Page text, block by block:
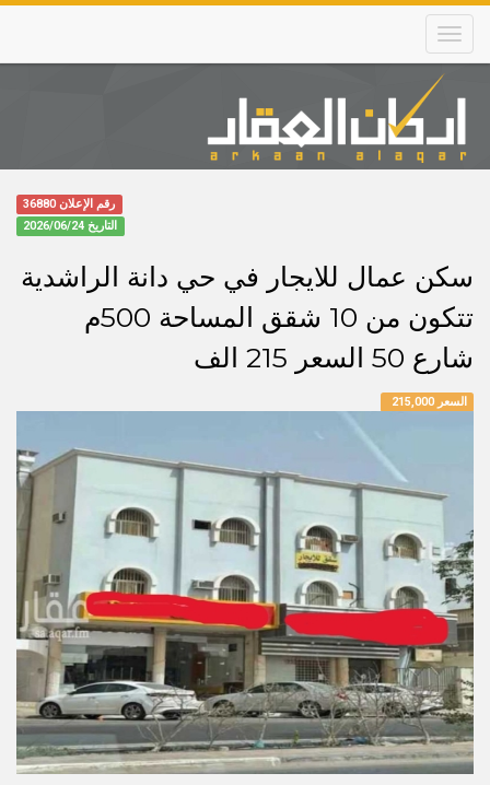
Skip
main
content
Main
navigation
رقم الإعلان 36880
التاريخ 2026/06/24
سكن عمال للايجار في حي دانة الراشدية
تتكون من 10 شقق المساحة 500م
شارع 50 السعر 215 الف
السعر 215,000